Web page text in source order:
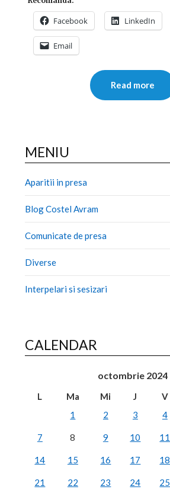
Facebook LinkedIn
Email
Read more
MENIU
Aparitii in presa
Blog Costel Avram
Comunicate de presa
Diverse
Interpelari si sesizari
CALENDAR
octombrie 2024
L Ma Mi J V
1
2 3 4
7 8 9 10 11
14 15 16 17 18
21 22 23 24 25